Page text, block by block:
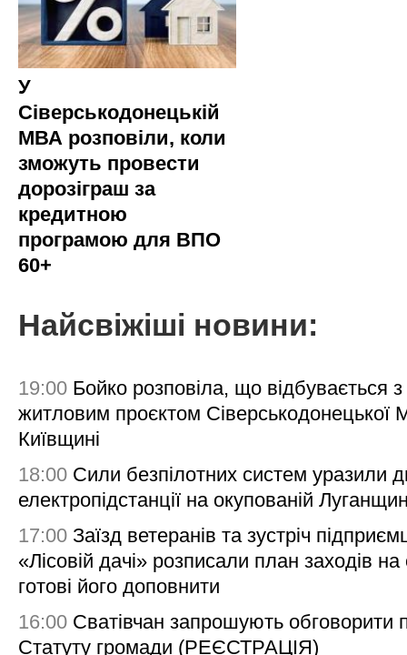
У
Сіверськодонецькій
МВА розповіли, коли
зможуть провести
дорозіграш за
кредитною
програмою для ВПО
60+
Найсвіжіші новини:
19:00 Бойко розповіла, що відбувається з
житловим проєктом Сіверськодонецької
Київщині
18:00 Сили безпілотних систем уразили
електропідстанції на окупованій
17:00 Заїзд ветеранів та зустріч
«Лісовій дачі» розписали план заходів на
готові його доповнити
16:00 Сватівчан запрошують обговорити
Статуту громади (РЕЄСТРАЦІЯ)